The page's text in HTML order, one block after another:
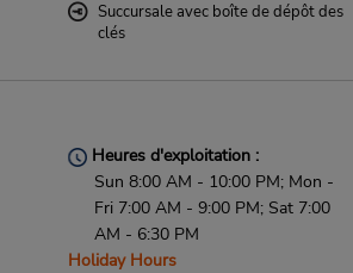
Succursale avec boîte de dépôt des
clés
Heures d'exploitation :
Sun 8:00 AM - 10:00 PM; Mon -
Fri 7:00 AM - 9:00 PM; Sat 7:00
AM - 6:30 PM
Holiday Hours